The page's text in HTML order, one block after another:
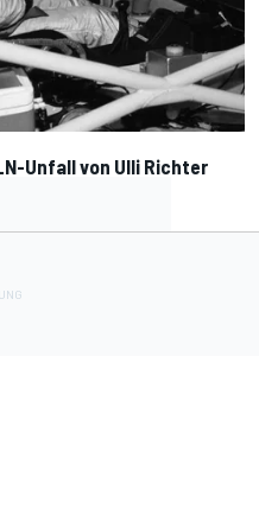
Unfall von Ulli Richter